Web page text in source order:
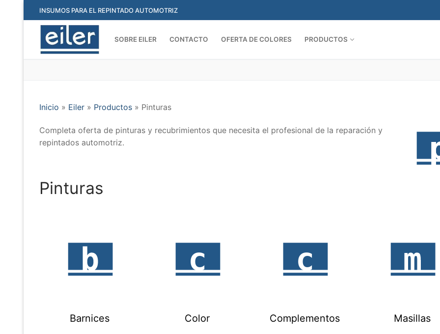
al
contenido
INSUMOS PARA EL REPINTADO AUTOMOTRIZ
SOBRE EILER CONTACTO OFERTA DE COLORES PRODUCTOS
Inicio » Eiler » Productos » Pinturas
Completa oferta de pinturas y recubrimientos que necesita el profesional de la reparación y
repintados automotriz.
Pinturas
Barnices Color Complementos Masillas